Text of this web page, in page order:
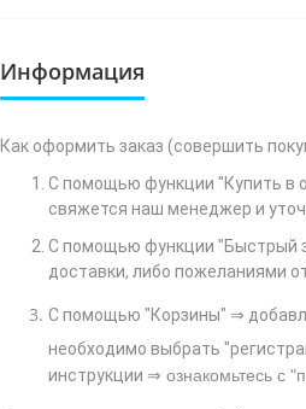
Информация
Как оформить заказ (совершить
С помощью функции "Купить в
свяжется наш менеджер и
С помощью функции "Быстрый
доставки, либо пожеланиями
С помощью "Корзины" ⇒
необходимо выбрать
инструкции ⇒ ознакомьтесь с